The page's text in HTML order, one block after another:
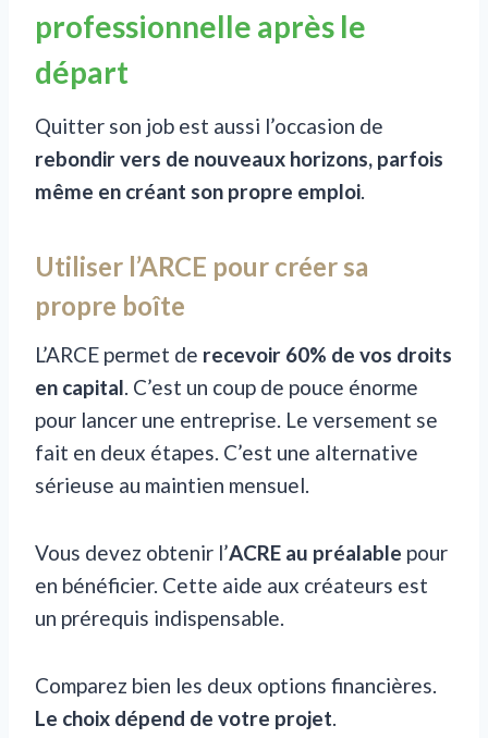
professionnelle après le
départ
Quitter son job est aussi l’occasion de
rebondir vers de nouveaux horizons, parfois
même en créant son propre emploi.
Utiliser l’ARCE pour créer sa
propre boîte
L’ARCE permet de recevoir 60% de vos droits
en capital. C’est un coup de pouce énorme
pour lancer une entreprise. Le versement se
fait en deux étapes. C’est une alternative
sérieuse au maintien mensuel.
Vous devez obtenir l’ACRE au préalable pour
en bénéficier. Cette aide aux créateurs est
un prérequis indispensable.
Comparez bien les deux options financières.
Le choix dépend de votre projet.